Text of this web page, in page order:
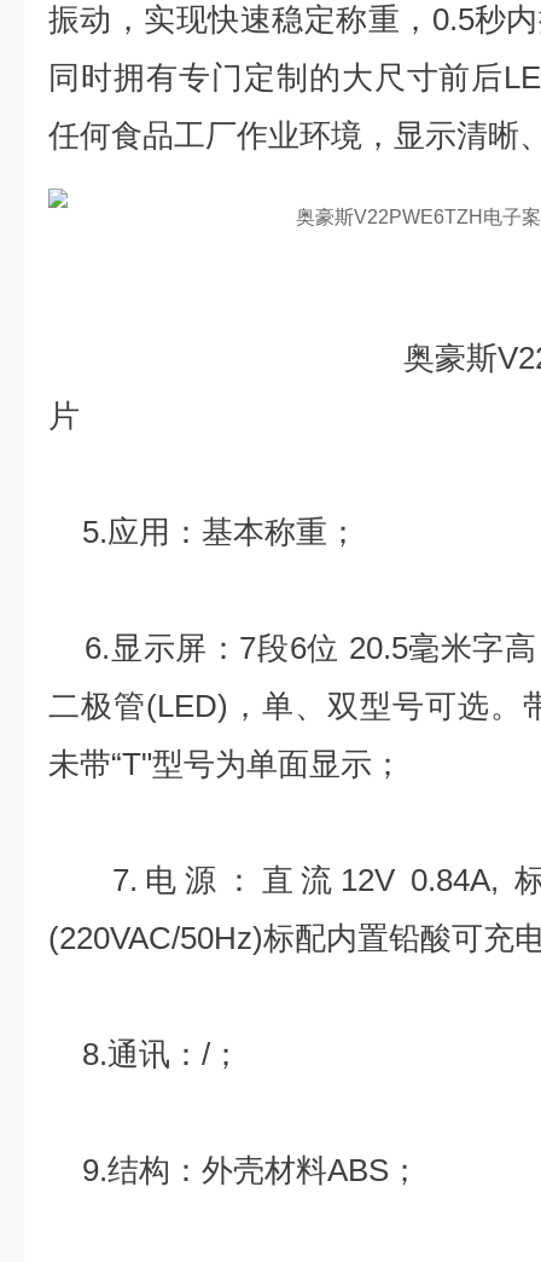
振动，实现快速稳定称重，0.5秒
同时拥有专门定制的大尺寸前后
任何食品工厂作业环境，显示清晰
奥豪斯
片
5.应用：基本称重；
6.显示屏：7段6位 20.5毫米字
二极管(LED)，单、双型号可选。
未带“T"型号为单面显示；
7.电源：直流12V 0.84A,
(220VAC/50Hz)标配内置铅酸可充
8.通讯：/；
9.结构：外壳材料ABS；